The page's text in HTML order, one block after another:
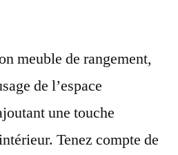
meuble de rangement,
de l’espace
une touche
Tenez compte de